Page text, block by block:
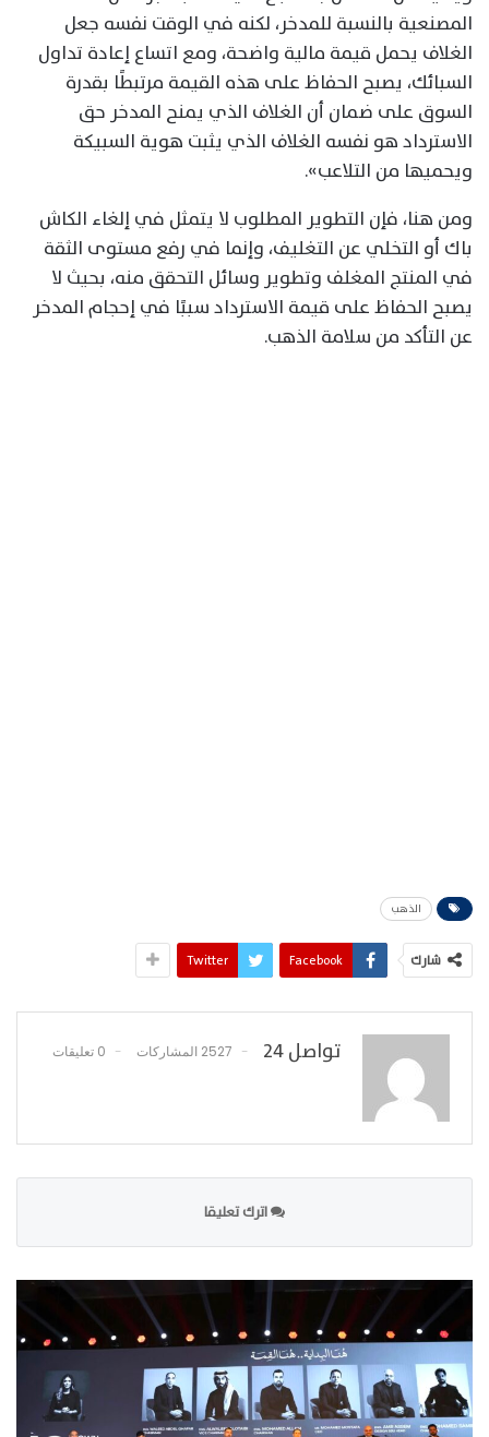
المصنعية بالنسبة للمدخر، لكنه في الوقت نفسه جعل
الغلاف يحمل قيمة مالية واضحة، ومع اتساع إعادة تداول
السبائك، يصبح الحفاظ على هذه القيمة مرتبطًا بقدرة
السوق على ضمان أن الغلاف الذي يمنح المدخر حق
الاسترداد هو نفسه الغلاف الذي يثبت هوية السبيكة
ويحميها من التلاعب».
ومن هنا، فإن التطوير المطلوب لا يتمثل في إلغاء الكاش
باك أو التخلي عن التغليف، وإنما في رفع مستوى الثقة
في المنتج المغلف وتطوير وسائل التحقق منه، بحيث لا
يصبح الحفاظ على قيمة الاسترداد سببًا في إحجام المدخر
عن التأكد من سلامة الذهب.
الذهب
شارك Facebook
Twitter
تواصل 24 2527 المشاركات 0 تعليقات
اترك تعليقا